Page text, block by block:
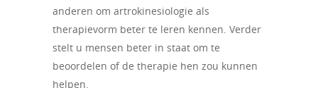
anderen om artrokinesiologie als
therapievorm beter te leren kennen. Verder
stelt u mensen beter in staat om te
beoordelen of de therapie hen zou kunnen
helpen.